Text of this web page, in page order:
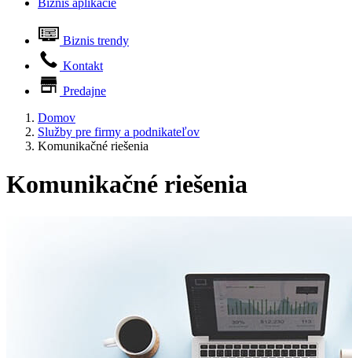
Biznis aplikácie
Biznis trendy
Kontakt
Predajne
Domov
Služby pre firmy a podnikateľov
Komunikačné riešenia
Komunikačné riešenia